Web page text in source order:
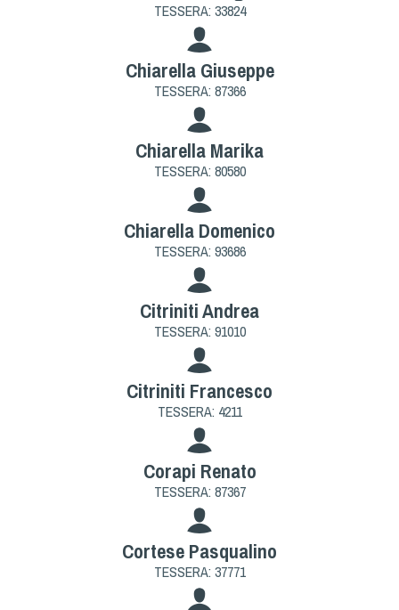
TESSERA: 33824
Chiarella Giuseppe
TESSERA: 87366
Chiarella Marika
TESSERA: 80580
Chiarella Domenico
TESSERA: 93686
Citriniti Andrea
TESSERA: 91010
Citriniti Francesco
TESSERA: 4211
Corapi Renato
TESSERA: 87367
Cortese Pasqualino
TESSERA: 37771